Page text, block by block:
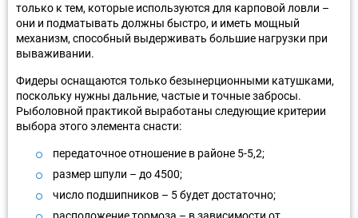
только к тем, которые используются для карповой ловли –
они и подматывать должны быстро, и иметь мощный
механизм, способный выдерживать большие нагрузки при
вываживании.
Фидеры оснащаются только безынерционными катушками,
поскольку нужны дальние, частые и точные забросы.
Рыболовной практикой выработаны следующие критерии
выбора этого элемента снасти:
передаточное отношение в районе 5-5,2;
размер шпули – до 4500;
число подшипников – 5 будет достаточно;
расположение тормоза – в зависимости от